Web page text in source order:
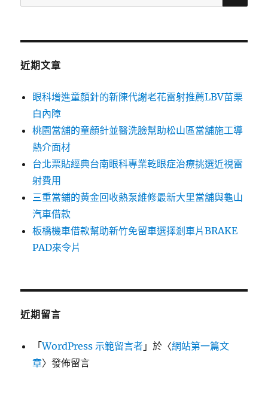
尋
鍵
近期文章
眼科增進童顏針的新陳代謝老花雷射推薦LBV苗栗
白內障
桃園當舖的童顏針並醫洗臉幫助松山區當舖施工導
熱介面材
台北票貼經典台南眼科專業乾眼症治療挑選近視雷
射費用
三重當鋪的黃金回收熱泵維修最新大里當舖與龜山
汽車借款
板橋機車借款幫助新竹免留車選擇剎車片BRAKE
PAD來令片
近期留言
「WordPress 示範留言者 」於〈網站第一篇文
章〉發佈留言